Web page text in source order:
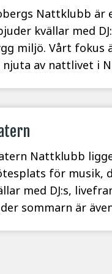
Nattklubb är
kvällar med
miljö. Vårt fokus
av nattlivet i
Nattklubb
för musik,
med DJ:s,
sommarn är